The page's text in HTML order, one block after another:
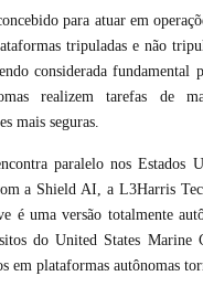
para atuar em
tripuladas e não
considerada
realizem tarefas de
mais seguras.
paralelo nos Estados
a Shield AI, a L3Harris
é uma versão totalmente
do United States Marine
em plataformas autônomas